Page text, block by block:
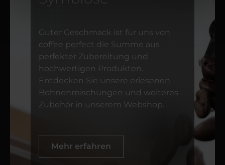
Guter Geschmack ist für uns von
coffee perfect die Summe aus
perfekter Zubereitung und
hochwertigen Produkten.
Entdecken Sie unsere erlesenen
Bohnenmischungen und weiteres
Zubehör in unserem Webshop.
Mehr erfahren